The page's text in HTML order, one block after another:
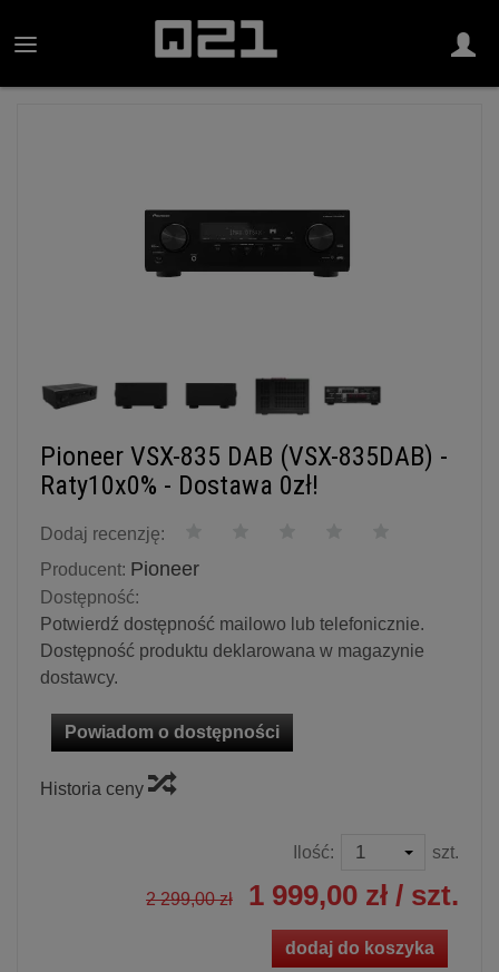
Pioneer VSX-835 DAB (VSX-835DAB) -
Raty10x0% - Dostawa 0zł!
Dodaj recenzję:
Producent: Pioneer
Dostępność:
Potwierdź dostępność mailowo lub telefonicznie.
Dostępność produktu deklarowana w magazynie
dostawcy.
Powiadom o dostępności
Historia ceny
Ilość: szt.
2 299,00 zł 1 999,00 zł / szt.
dodaj do koszyka